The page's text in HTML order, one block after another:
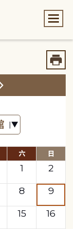
六 日
1
2
8
9
15
16